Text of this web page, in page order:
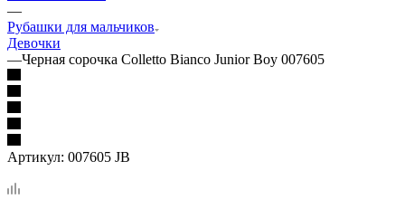
—
Рубашки для мальчиков
Девочки
—Черная сорочка Colletto Bianco Junior Boy 007605
Артикул: 007605 JB